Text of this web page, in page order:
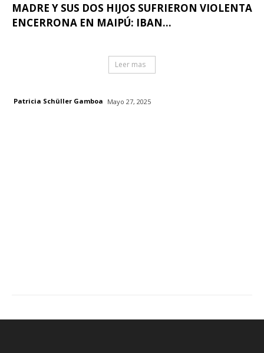
MADRE Y SUS DOS HIJOS SUFRIERON VIOLENTA
ENCERRONA EN MAIPÚ: IBAN...
Leer mas
Patricia Schüller Gamboa Mayo 27, 2025